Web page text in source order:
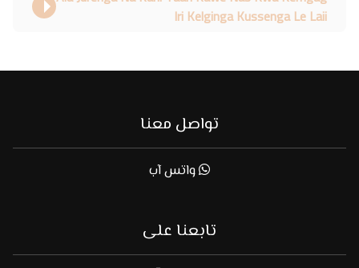
Iri Kelginga Kussenga Le Laii
تواصل معنا
واتس آب
تابعنا على